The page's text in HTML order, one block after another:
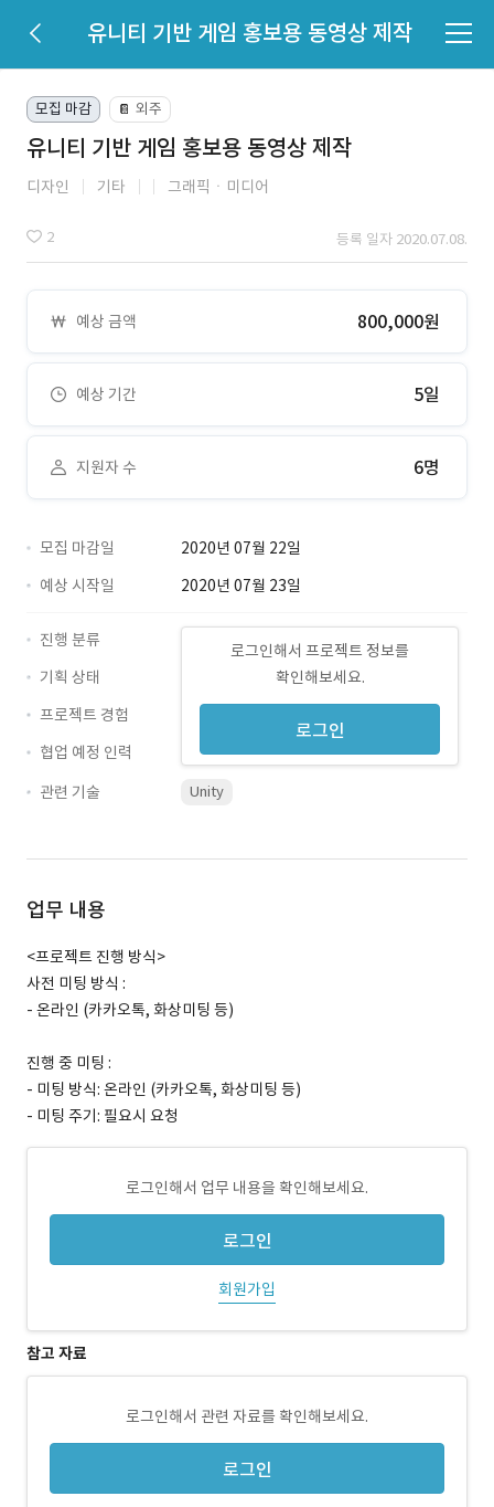
유니티 기반 게임 홍보용 동영상 제작
모집 마감 📔 외주
유니티 기반 게임 홍보용 동영상 제작
디자인 기타 그래픽ㆍ미디어
2 등록 일자 2020.07.08.
예상 금액 800,000원
예상 기간 5일
지원자 수 6명
모집 마감일
2020년 07월 22일
예상 시작일
2020년 07월 23일
로그인해서 프로젝트 정보를
확인해보세요.
로그인
진행 분류
기획 상태
프로젝트 경험
협업 예정 인력
관련 기술
Unity
업무 내용
<프로젝트 진행 방식>
사전 미팅 방식 :
- 온라인 (카카오톡, 화상미팅 등)
진행 중 미팅 :
- 미팅 방식: 온라인 (카카오톡, 화상미팅 등)
- 미팅 주기: 필요시 요청
로그인해서 업무 내용을 확인해보세요.
로그인
회원가입
참고 자료
로그인해서 관련 자료를 확인해보세요.
로그인